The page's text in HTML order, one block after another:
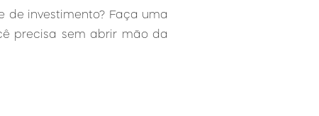
investimento? Faça uma
precisa sem abrir mão da